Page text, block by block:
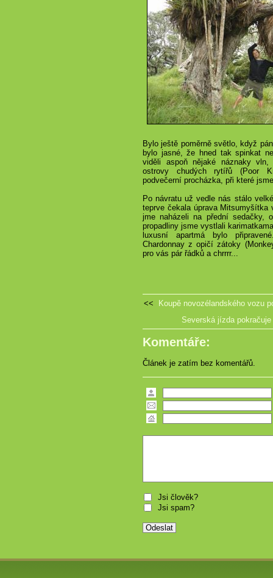
Bylo ještě poměrně světlo, když
bylo jasné, že hned tak spinkat
viděli aspoň nějaké náznaky
ostrovy chudých rytířů (Poor
podvečerní procházka, při které
Po návratu už vedle nás stálo
teprve čekala úprava Mitsumyšítka
jme naházeli na přední sedačky,
propadliny jsme vystlali
luxusní apartmá bylo
Chardonnay z opičí zátoky
pro vás pár řádků a chrrrr...
<<
Koupě novozélandského vozu
Severská jízda
Komentáře:
Článek je zatím bez komentářů.
Jsi člověk?
Jsi spam?